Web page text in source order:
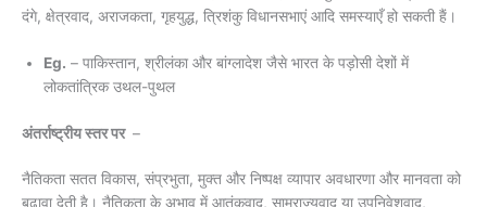
दंगे, क्षेत्रवाद, अराजकता, गृहयुद्ध, त्रिशंकु विधानसभाएं आदि समस्याएँ हो सकती हैं।
Eg. – पाकिस्तान, श्रीलंका और बांग्लादेश जैसे भारत के पड़ोसी देशों में
लोकतांत्रिक उथल-पुथल
अंतर्राष्ट्रीय स्तर पर –
नैतिकता सतत विकास, संप्रभुता, मुक्त और निष्पक्ष व्यापार अवधारणा और मानवता को
बढ़ावा देती है। नैतिकता के अभाव में आतंकवाद, साम्राज्यवाद या उपनिवेशवाद,